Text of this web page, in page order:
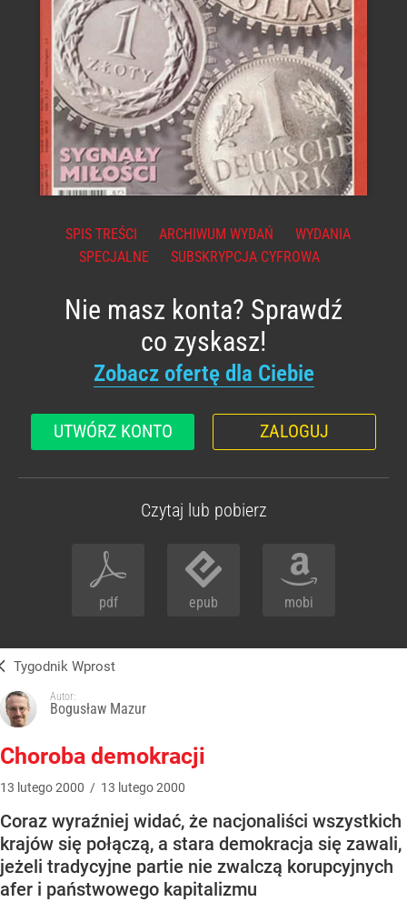
SPIS TREŚCI ARCHIWUM WYDAŃ
WYDANIA
SPECJALNE
SUBSKRYPCJA CYFROWA
Nie masz konta? Sprawdź
co zyskasz!
Zobacz ofertę dla Ciebie
UTWÓRZ KONTO ZALOGUJ
Czytaj lub pobierz
pdf epub mobi
Tygodnik Wprost
Autor:
Bogusław Mazur
Choroba demokracji
13 lutego2000 / 13 lutego2000
Coraz wyraźniej widać, że nacjonaliści wszystkich
krajów się połączą, a stara demokracja się zawali,
jeżeli tradycyjne partie nie zwalczą korupcyjnych
afer i państwowego kapitalizmu